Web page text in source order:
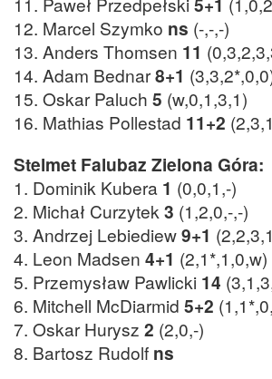
12. Marcel Szymko ns (-,-,-)
13. Anders Thomsen 11
14. Adam Bednar8+1
15. Oskar Paluch 5 (w,0,1,3,1)
16. Mathias Pollestad 11+2
Stelmet Falubaz Zielona Góra:
1. Dominik Kubera 1 (0,0,1,-)
2. Michał Curzytek 3 (1,2,0,-,-)
3. Andrzej Lebiediew9+1
4. Leon Madsen 4+1 (2,1*,1,0,w)
5. Przemysław Pawlicki 14
6. Mitchell McDiarmid 5+2
7. Oskar Hurysz 2 (2,0,-)
8. Bartosz Rudolf ns